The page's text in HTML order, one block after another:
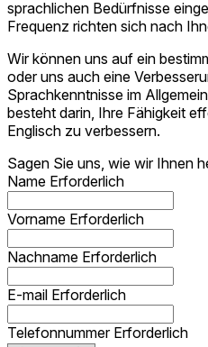
sprachlichen Bedürfnisse
Frequenz richten sich nach
Wir können uns auf ein
oder uns auch eine
Sprachkenntnisse im
besteht darin, Ihre Fähigkeit
Englisch zu verbessern.
Sagen Sie uns, wie wir Ihnen
Name Erforderlich
Vorname Erforderlich
Nachname Erforderlich
E-mail Erforderlich
Telefonnummer Erforderlich